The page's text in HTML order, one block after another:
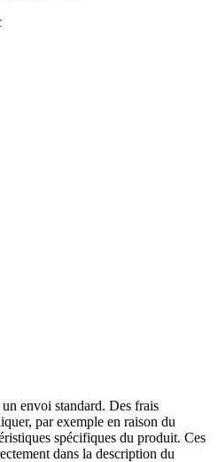
envoi standard. Des frais
par exemple en raison du
spécifiques du produit. Ces
dans la description du